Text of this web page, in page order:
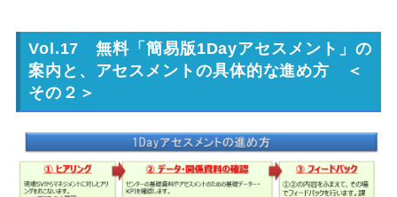
Vol.17 無料「簡易版1Dayアセスメント」の
案内と、アセスメントの具体的な進め方 ＜
その２＞